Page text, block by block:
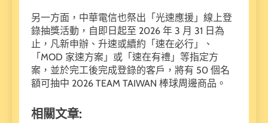
另一方面，中華電信也祭出「光速應援」線上登
錄抽獎活動，自即日起至 2026 年 3 月 31 日為
止，凡新申辦、升速或續約「速在必行」、
「MOD 家速方案」或「速在有禮」等指定方
案，並於完工後完成登錄的客戶，將有 50 個名
額可抽中 2026 TEAM TAIWAN 棒球周邊商品。
相關文章: